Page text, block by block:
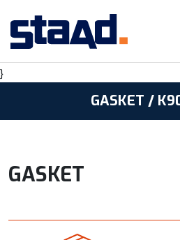
}
GASKET /
GASKET